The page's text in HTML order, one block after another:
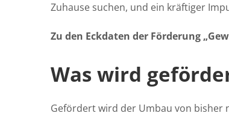
Zuhause suchen, und ein kräftiger
Zu den Eckdaten der Förderung
Was wird
Gefördert wird der Umbau von bisher